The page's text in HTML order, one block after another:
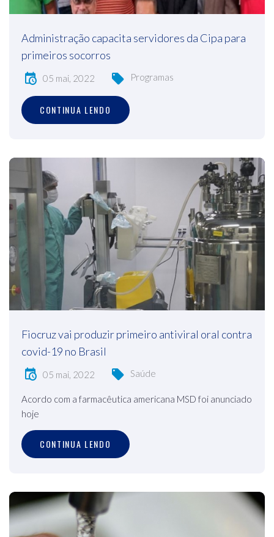
Administração capacita servidores da Cipa para
primeiros socorros
05 mai, 2022 Programas
CONTINUA LENDO
Fiocruz vai produzir primeiro antiviral oral contra
covid-19 no Brasil
05 mai, 2022 Saúde
Acordo com a farmacêutica americana MSD foi anunciado
hoje
CONTINUA LENDO